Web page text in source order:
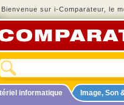
Bienvenue sur i-Comparateur, le
informatique Image, Son